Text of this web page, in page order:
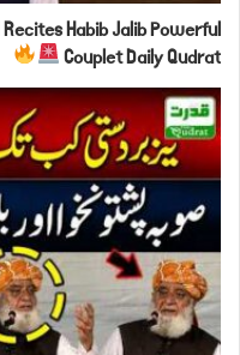
Recites Habib Jalib Powerful
Couplet Daily Qudrat